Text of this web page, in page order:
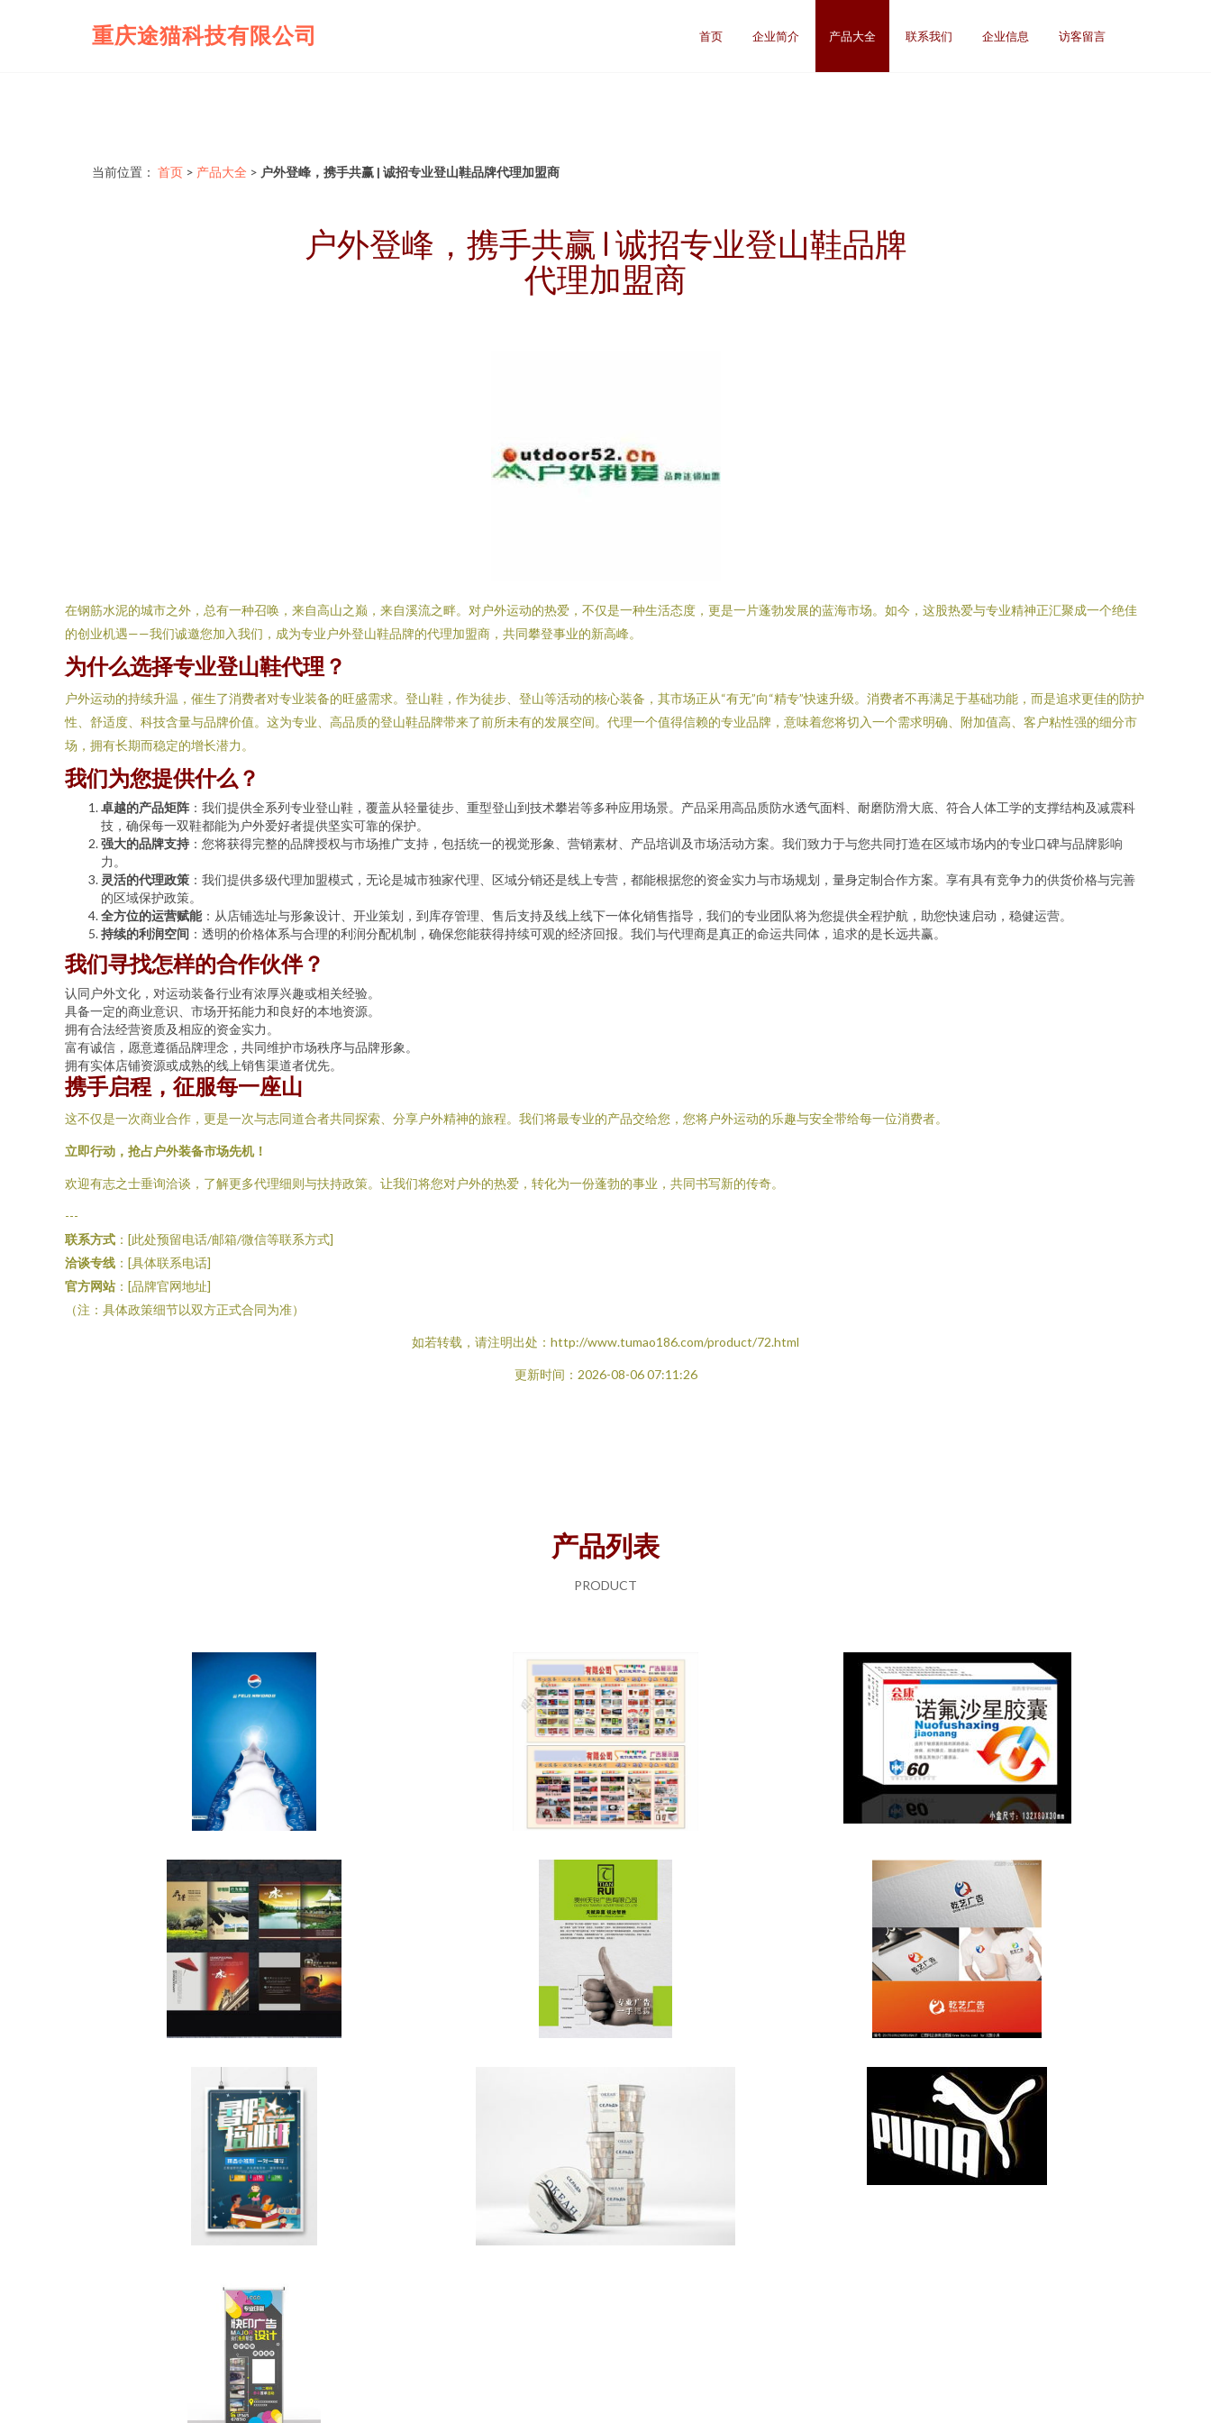
重庆途猫科技有限公司 首页 企业简介 产品大全 联系我们 企业信息 访客留言
当前位置： 首页 > 产品大全 > 户外登峰，携手共赢 | 诚招专业登山鞋品牌代理加盟商
户外登峰，携手共赢 | 诚招专业登山鞋品牌
代理加盟商
在钢筋水泥的城市之外，总有一种召唤，来自高山之巅，来自溪流之畔。对户外运动的热爱，不仅是一种生活态度，更是一片蓬勃发展的蓝海市场。如今，这股热爱与专业精神正汇聚成一个绝佳
的创业机遇——我们诚邀您加入我们，成为专业户外登山鞋品牌的代理加盟商，共同攀登事业的新高峰。
为什么选择专业登山鞋代理？
户外运动的持续升温，催生了消费者对专业装备的旺盛需求。登山鞋，作为徒步、登山等活动的核心装备，其市场正从“有无”向“精专”快速升级。消费者不再满足于基础功能，而是追求更佳的防护
性、舒适度、科技含量与品牌价值。这为专业、高品质的登山鞋品牌带来了前所未有的发展空间。代理一个值得信赖的专业品牌，意味着您将切入一个需求明确、附加值高、客户粘性强的细分市
场，拥有长期而稳定的增长潜力。
我们为您提供什么？
卓越的产品矩阵 ：我们提供全系列专业登山鞋，覆盖从轻量徒步、重型登山到技术攀岩等多种应用场景。产品采用高品质防水透气面料、耐磨防滑大底、符合人体工学的支撑结构及减震科
技，确保每一双鞋都能为户外爱好者提供坚实可靠的保护。
强大的品牌支持 ：您将获得完整的品牌授权与市场推广支持，包括统一的视觉形象、营销素材、产品培训及市场活动方案。我们致力于与您共同打造在区域市场内的专业口碑与品牌影响
力。
灵活的代理政策 ：我们提供多级代理加盟模式，无论是城市独家代理、区域分销还是线上专营，都能根据您的资金实力与市场规划，量身定制合作方案。享有具有竞争力的供货价格与完善
的区域保护政策。
全方位的运营赋能：从店铺选址与形象设计、开业策划，到库存管理、售后支持及线上线下一体化销售指导，我们的专业团队将为您提供全程护航，助您快速启动，稳健运营。
持续的利润空间 ：透明的价格体系与合理的利润分配机制，确保您能获得持续可观的经济回报。我们与代理商是真正的命运共同体，追求的是长远共赢。
我们寻找怎样的合作伙伴？
认同户外文化，对运动装备行业有浓厚兴趣或相关经验。
具备一定的商业意识、市场开拓能力和良好的本地资源。
拥有合法经营资质及相应的资金实力。
富有诚信，愿意遵循品牌理念，共同维护市场秩序与品牌形象。
拥有实体店铺资源或成熟的线上销售渠道者优先。
携手启程，征服每一座山
这不仅是一次商业合作，更是一次与志同道合者共同探索、分享户外精神的旅程。我们将最专业的产品交给您，您将户外运动的乐趣与安全带给每一位消费者。
立即行动，抢占户外装备市场先机！
欢迎有志之士垂询洽谈，了解更多代理细则与扶持政策。让我们将您对户外的热爱，转化为一份蓬勃的事业，共同书写新的传奇。
---
联系方式 ：[此处预留电话/邮箱/微信等联系方式]
洽谈专线 ：[具体联系电话]
官方网站 ：[品牌官网地址]
（注：具体政策细节以双方正式合同为准）
如若转载，请注明出处：http://www.tumao186.com/product/72.html
更新时间：2026-08-06 07:11:26
产品列表
PRODUCT